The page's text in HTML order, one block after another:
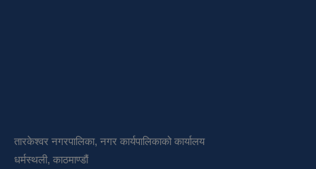
तारकेश्वर नगरपालिका, नगर कार्यपालिकाको कार्यालय
धर्मस्थली, काठमाण्डौं